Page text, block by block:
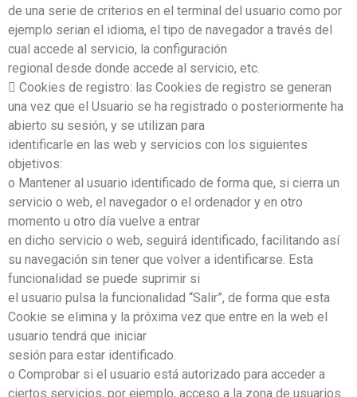
de una serie de criterios en el terminal del usuario como por
ejemplo serian el idioma, el tipo de navegador a través del
cual accede al servicio, la configuración
regional desde donde accede al servicio, etc.
 Cookies de registro: las Cookies de registro se generan
una vez que el Usuario se ha registrado o posteriormente ha
abierto su sesión, y se utilizan para
identificarle en las web y servicios con los siguientes
objetivos:
o Mantener al usuario identificado de forma que, si cierra un
servicio o web, el navegador o el ordenador y en otro
momento u otro día vuelve a entrar
en dicho servicio o web, seguirá identificado, facilitando así
su navegación sin tener que volver a identificarse. Esta
funcionalidad se puede suprimir si
el usuario pulsa la funcionalidad “Salir”, de forma que esta
Cookie se elimina y la próxima vez que entre en la web el
usuario tendrá que iniciar
sesión para estar identificado.
o Comprobar si el usuario está autorizado para acceder a
ciertos servicios, por ejemplo, acceso a la zona de usuarios